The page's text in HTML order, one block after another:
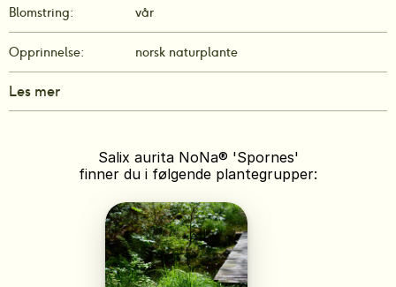
Blomstring: vår
Opprinnelse: norsk naturplante
Les mer
Salix aurita NoNa® 'Spornes'
finner du i følgende plantegrupper: